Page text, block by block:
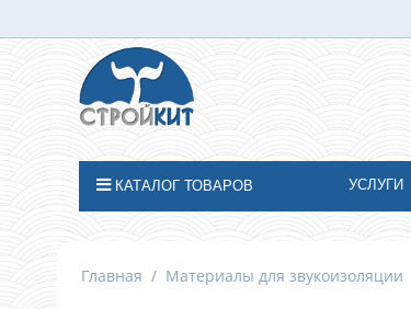
КАТАЛОГ ТОВАРОВ УСЛУГИ
Главная / Материалы для звукоизоляции